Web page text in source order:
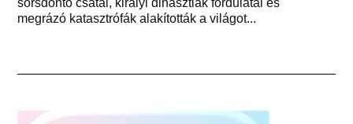
megrázó katasztrófák alakították a világot...